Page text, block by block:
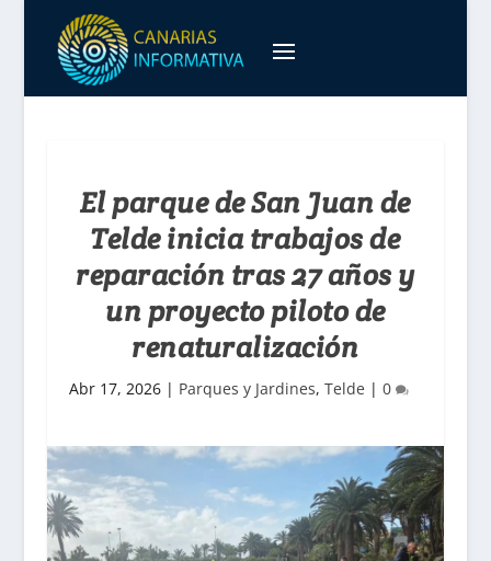
El parque de San Juan de
Telde inicia trabajos de
reparación tras 27 años y
un proyecto piloto de
renaturalización
Abr 17, 2026| Parques y Jardines, Telde | 0